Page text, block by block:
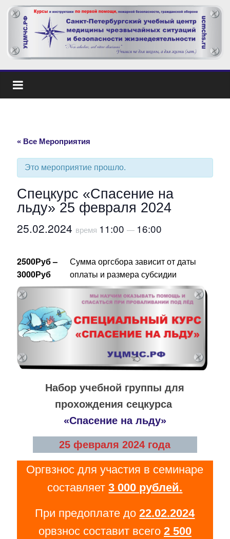
« Все Мероприятия
Это мероприятие прошло.
Спецкурс «Спасение на
льду» 25 февраля 2024
25.02.2024 время 11:00— 16:00
2500Руб –
3000Руб
Сумма оргсбора зависит от даты
оплаты и размера субсидии
Набор учебной группы для
прохождения сецкурса
«Спасение на льду»
25 февраля 2024 года
Оргвзнос для участия в семинаре
составляет3 000 рублей.
При предоплате до22.02.2024
орвзнос составит всего 2 500